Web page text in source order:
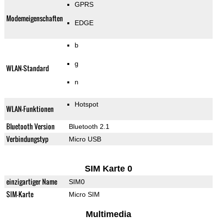
Modemeigenschaften
GPRS
EDGE
WLAN-Standard
b
g
n
WLAN-Funktionen Hotspot
Bluetooth Version Bluetooth 2.1
Verbindungstyp Micro USB
SIM Karte 0
einzigartiger Name SIM0
SIM-Karte Micro SIM
Multimedia